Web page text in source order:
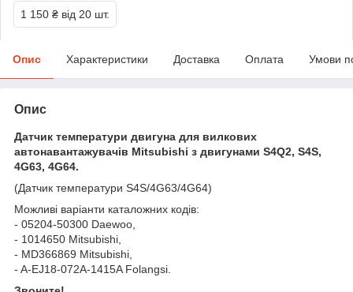
1 150 ₴ від 20 шт.
Опис Характеристики Доставка Оплата Умови
Опис
Датчик температури двигуна для вилкових
автонавантажувачів Mitsubishi з двигунами S4Q2, S4S,
4G63, 4G64.
(Датчик температури S4S/4G63/4G64)
Можливі варіанти каталожних кодів:
- 05204-50300 Daewoo,
- 1014650 Mitsubishi,
- MD366869 Mitsubishi,
- A-EJ18-072A-1415A Folangsi.